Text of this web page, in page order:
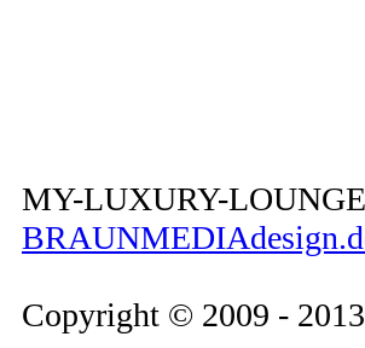
MY-LUXURY-
Copyright © 2009 - 2013